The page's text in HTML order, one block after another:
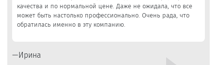
качества и по нормальной цене. Даже не ожидала, что все
может быть настолько профессионально. Очень рада, что
обратилась именно в эту компанию.
Ирина